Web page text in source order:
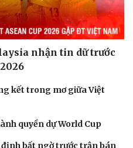
nhận tin dữ trước
kết trong mơ giữa Việt
quyền dự World Cup
bất ngờ trước trận bán